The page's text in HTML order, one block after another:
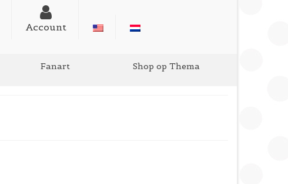
Account
Fanart Shop op Thema